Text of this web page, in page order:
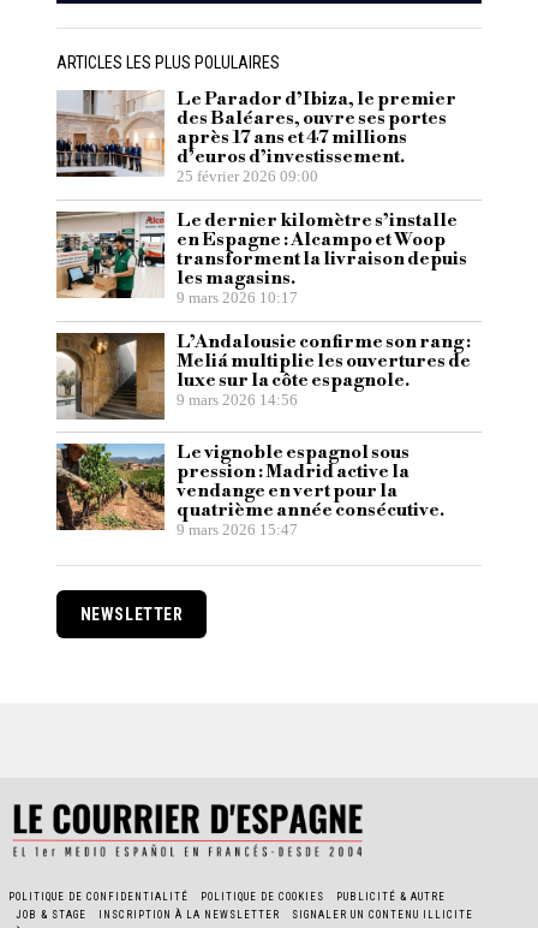
ARTICLES LES PLUS POLULAIRES
Le Parador d’Ibiza, le premier
des Baléares, ouvre ses portes
après 17 ans et 47 millions
d’euros d’investissement.
25 février 2026 09:00
Le dernier kilomètre s’installe
en Espagne : Alcampo et Woop
transforment la livraison depuis
les magasins.
9 mars 2026 10:17
L’Andalousie confirme son rang :
Meliá multiplie les ouvertures de
luxe sur la côte espagnole.
9 mars 2026 14:56
Le vignoble espagnol sous
pression : Madrid active la
vendange en vert pour la
quatrième année consécutive.
9 mars 2026 15:47
NEWSLETTER
POLITIQUE DE CONFIDENTIALITÉ POLITIQUE DE COOKIES
PUBLICITÉ & AUTRE
JOB & STAGE
INSCRIPTION À LA NEWSLETTER
SIGNALER UN CONTENU ILLICITE